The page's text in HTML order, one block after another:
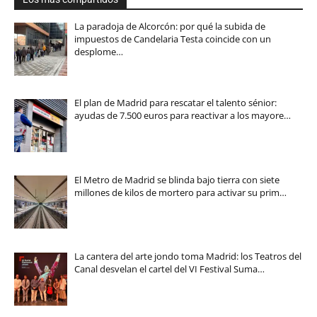
La paradoja de Alcorcón: por qué la subida de
impuestos de Candelaria Testa coincide con un
desplome…
El plan de Madrid para rescatar el talento sénior:
ayudas de 7.500 euros para reactivar a los mayore…
El Metro de Madrid se blinda bajo tierra con siete
millones de kilos de mortero para activar su prim…
La cantera del arte jondo toma Madrid: los Teatros del
Canal desvelan el cartel del VI Festival Suma…